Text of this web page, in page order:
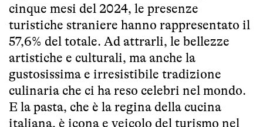
cinque mesi del 2024, le presenze
turistiche straniere hanno rappresentato il
57,6% del totale. Ad attrarli, le bellezze
artistiche e culturali, ma anche la
gustosissima e irresistibile tradizione
culinaria che ci ha reso celebri nel mondo.
E la pasta, che è la regina della cucina
italiana, è icona e veicolo del turismo nel